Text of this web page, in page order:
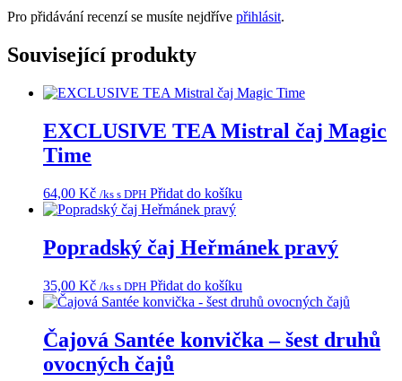
Pro přidávání recenzí se musíte nejdříve přihlásit.
Související produkty
EXCLUSIVE TEA Mistral čaj Magic
Time
64,00 Kč /ks s DPH Přidat do košíku
Popradský čaj Heřmánek pravý
35,00 Kč /ks s DPH Přidat do košíku
Čajová Santée konvička – šest druhů
ovocných čajů